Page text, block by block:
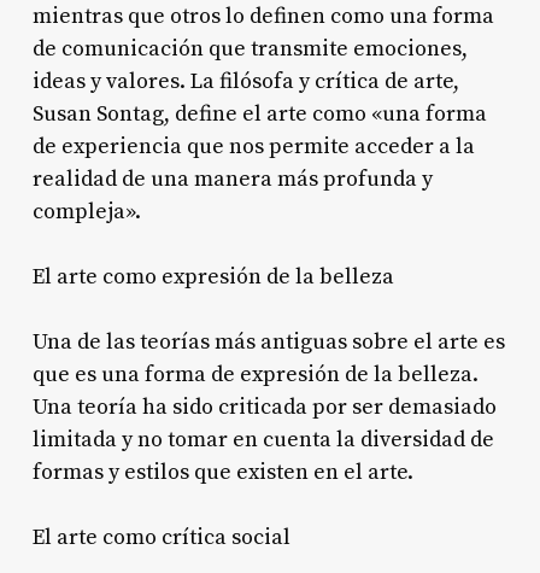
mientras que otros lo definen como una forma
de comunicación que transmite emociones,
ideas y valores. La filósofa y crítica de arte,
Susan Sontag, define el arte como «una forma
de experiencia que nos permite acceder a la
realidad de una manera más profunda y
compleja».
El arte como expresión de la belleza
Una de las teorías más antiguas sobre el arte es
que es una forma de expresión de la belleza.
Una teoría ha sido criticada por ser demasiado
limitada y no tomar en cuenta la diversidad de
formas y estilos que existen en el arte.
El arte como crítica social